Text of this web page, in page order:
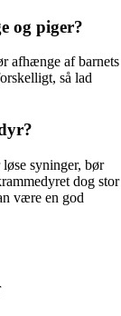
og piger?
afhænge af barnets
så lad
syninger, bør
dog stor
være en god